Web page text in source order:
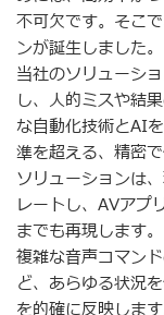
不可欠です。そこ
ンが誕生しました
当社のソリューシ
し、人的ミスや結
な自動化技術とAI
準を超える、精密
ソリューションは
レートし、AVアプ
までも再現します
複雑な音声コマン
ど、あらゆる状況
を的確に反映しま